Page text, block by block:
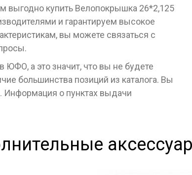
выгодно купить Велопокрышка 26*2,125
и гарантируем высокое
вы можете связаться с
а это значит, что вы не будете
большинства позиций из каталога. Вы
Информация о пунктах выдачи